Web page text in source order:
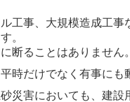
トレーラードライバー）
等修理整備エンジニア）
フラクリエイター）
工事、大規模造成工事
。
断ることはありません。
時だけでなく有事にも
災害においても、建設